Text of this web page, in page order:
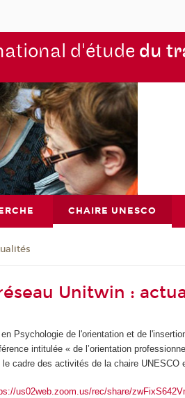
d'étude du
CHAIRE UNESCO
Unitwin :
Psychologie de l'orientation et de
intitulée « de l’orientation
cadre des activités de la chaire UNESCO
us02web.zoom.us/rec/share/